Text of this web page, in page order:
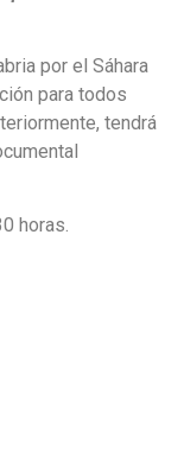
por el Sáhara
para todos
tendrá
horas.